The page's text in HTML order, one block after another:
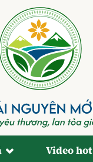
Video hot